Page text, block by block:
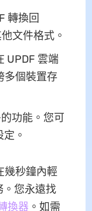
轉換回
文件格式。
UPDF 雲端
多個裝置存
功能。您可
。
幾秒鐘內輕
。您永遠找
換器 。如需